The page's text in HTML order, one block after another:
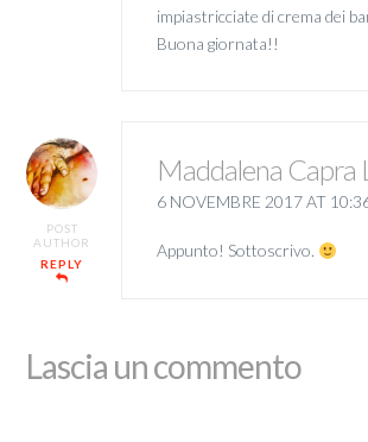
impiastricciate di crema dei
Buona giornata!!
POST
AUTHOR
REPLY
Maddalena Capra
6 NOVEMBRE 2017 AT
Appunto! Sottoscrivo.
Lascia un commento